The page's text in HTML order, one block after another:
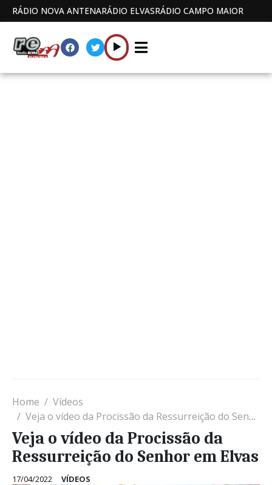
RÁDIO NOVA ANTENARÁDIO ELVASRÁDIO CAMPO MAIOR
Home
Vídeos
Veja o vídeo da Procissão da Ressurreição do Senhor em Elvas
Veja o vídeo da Procissão da
Ressurreição do Senhor em Elvas
17/04/2022 VÍDEOS